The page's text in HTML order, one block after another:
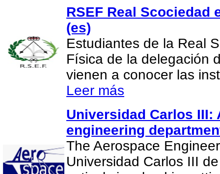
RSEF Real Scociedad
(es)
Estudiantes de la Real
Física de la delegación
vienen a conocer las
Leer más
Universidad Carlos III:
engineering
The Aerospace
Universidad Carlos III